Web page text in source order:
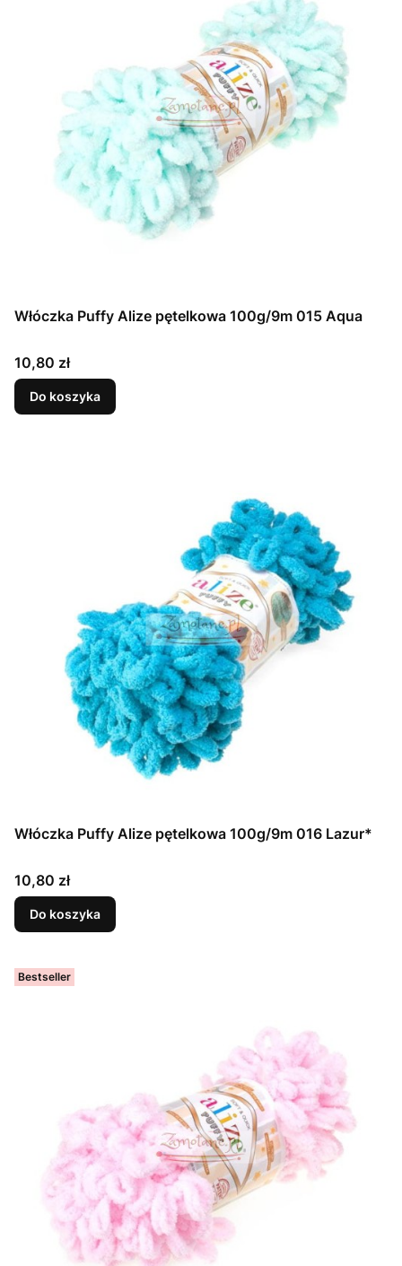
Włóczka Puffy Alize pętelkowa 100g/9m 015 Aqua
Cena
10,80 zł
Do koszyka
Włóczka Puffy Alize pętelkowa 100g/9m 016 Lazur*
Cena
10,80 zł
Do koszyka
Bestseller